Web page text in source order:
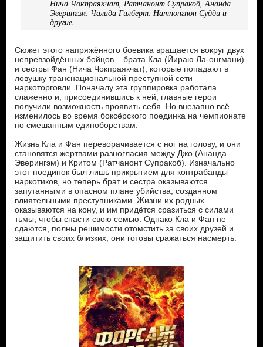
Нича Чокпраякчат, Ратчанонт Супракоб, Ананда
Эверингэм, Чалида Гилберт, Натпонгпон Судди и
другие.
Сюжет этого напряжённого боевика вращается вокруг двух
непревзойдённых бойцов – брата Кла (Йираю Ла-онгмани)
и сестры Фан (Нича Чокпраякчат), которые попадают в
ловушку транснациональной преступной сети
наркоторговли. Поначалу эта группировка работала
слаженно и, присоединившись к ней, главные герои
получили возможность проявить себя. Но внезапно всё
изменилось во время боксёрского поединка на чемпионате
по смешанным единоборствам.
Жизнь Кла и Фан переворачивается с ног на голову, и они
становятся жертвами разногласия между Джо (Ананда
Эверингэм) и Критом (Ратчанонт Супракоб). Изначально
этот поединок был лишь прикрытием для контрабанды
наркотиков, но теперь брат и сестра оказываются
запутанными в опасном плане убийства, созданном
влиятельными преступниками. Жизни их родных
оказываются на кону, и им придётся сразиться с силами
тьмы, чтобы спасти свою семью. Однако Кла и Фан не
сдаются, полны решимости отомстить за своих друзей и
защитить своих близких, они готовы сражаться насмерть.